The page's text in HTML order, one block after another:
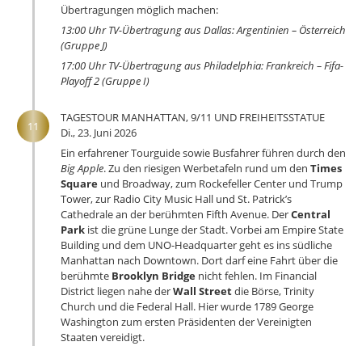
Übertragungen möglich machen:
13:00 Uhr TV-Übertragung aus Dallas: Argentinien – Österreich
(Gruppe J)
17:00 Uhr TV-Übertragung aus Philadelphia: Frankreich – Fifa-
Playoff 2 (Gruppe I)
11
TAGESTOUR MANHATTAN, 9/11 UND FREIHEITSSTATUE
Di., 23. Juni 2026
Ein erfahrener Tourguide sowie Busfahrer führen durch den
Big Apple. Zu den riesigen Werbetafeln rund um den Times
Square und Broadway, zum Rockefeller Center und Trump
Tower, zur Radio City Music Hall und St. Patrick’s
Cathedrale an der berühmten Fifth Avenue. DerCentral
Park ist die grüne Lunge der Stadt. Vorbei am Empire State
Building und dem UNO-Headquarter geht es ins südliche
Manhattan nach Downtown. Dort darf eine Fahrt über die
berühmte Brooklyn Bridge nicht fehlen. Im Financial
District liegen nahe derWall Streetdie Börse, Trinity
Church und die Federal Hall. Hier wurde 1789 George
Washington zum ersten Präsidenten der Vereinigten
Staaten vereidigt.